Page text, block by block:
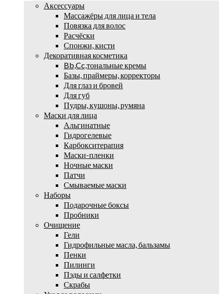
Аксессуары
Массажёры для лица и тела
Повязка для волос
Расчёски
Спонжи, кисти
Декоративная косметика
Bb,Cc,тональные кремы
Базы, праймеры, корректоры
Для глаз и бровей
Для губ
Пудры, кушоны, румяна
Маски для лица
Альгинатные
Гидрогелевые
Карбокситерапия
Маски-пленки
Ночные маски
Патчи
Смываемые маски
Наборы
Подарочные боксы
Пробники
Очищение
Гели
Гидрофильные масла, бальзамы
Пенки
Пилинги
Пэды и салфетки
Скрабы